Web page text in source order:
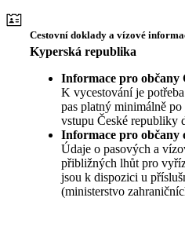
Cestovní doklady a vízové
Kyperská republika
Informace pro občany
K vycestování je
pas platný minimálně
vstupu České republiky
Informace pro občany
Údaje o pasových a
přibližných lhůt pro
jsou k dispozici u
(ministerstvo